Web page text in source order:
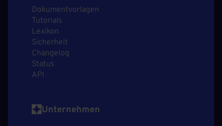
Dokumentvorlagen
Tutorials
Lexikon
Sicherheit
Changelog
Status
API
Unternehmen